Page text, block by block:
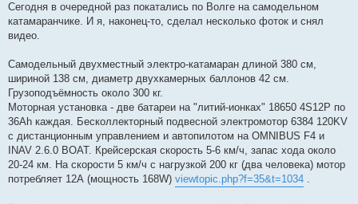
н
о
е
с
б
щ
е
н
и
е
Сегодня в очередной раз покатались по Волге на самодельном
катамаранчике. И я, наконец-то, сделал несколько фоток и снял
видео.
Самодельный двухместный электро-катамаран длиной 380 см,
шириной 138 см, диаметр двухкамерных баллонов 42 см.
Грузоподъёмность около 300 кг.
Моторная установка - две батареи на "литий-ионках" 18650 4S12P по
36Ah каждая. Бесколлекторный подвесной электромотор 6384 120KV
с дистанционным управлением и автопилотом на OMNIBUS F4 и
INAV 2.6.0 BOAT. Крейсерская скорость 5-6 км/ч, запас хода около
20-24 км. На скорости 5 км/ч с нагрузкой 200 кг (два человека) мотор
потребляет 12А (мощность 168W) viewtopic.php?f=35&t=1034 .